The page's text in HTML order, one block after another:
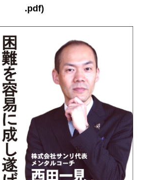
.pdf)